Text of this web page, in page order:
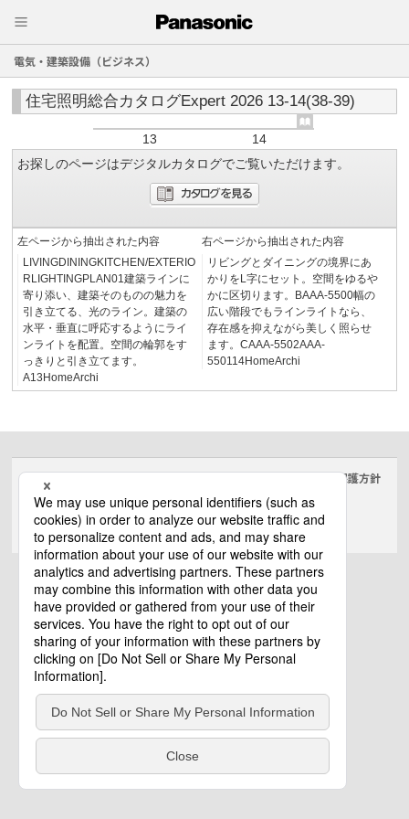
電気・建築設備（ビジネス）
住宅照明総合カタログExpert 2026 13-14(38-39)
13
14
お探しのページはデジタルカタログでご覧いただけます。
左ページから抽出された内容
LIVINGDININGKITCHEN/EXTERIO
RLIGHTINGPLAN01建築ラインに
寄り添い、建築そのものの魅力を
引き立てる、光のライン。建築の
水平・垂直に呼応するようにライ
ンライトを配置。空間の輪郭をす
っきりと引き立てます。
A13HomeArchi
右ページから抽出された内容
リビングとダイニングの境界にあ
かりをL字にセット。空間をゆるや
かに区切ります。BAAA-5500幅の
広い階段でもラインライトなら、
存在感を抑えながら美しく照らせ
ます。CAAA-5502AAA-
550114HomeArchi
サイトのご利用にあたって クッキーポリシー 個人情報保護方針
電気・建築設備（ビジネス）
© Panasonic Electric Works Co., Ltd.